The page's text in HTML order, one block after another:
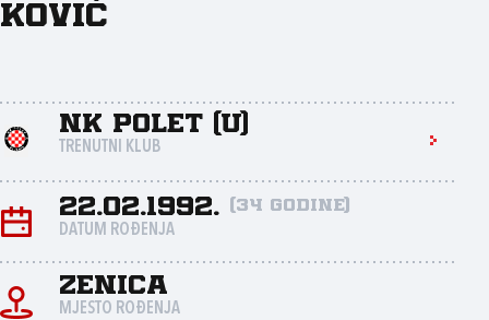
Ković
NK Polet (U)
TRENUTNI KLUB
22.02.1992. (34 godine)
DATUM ROĐENJA
Zenica
MJESTO ROĐENJA